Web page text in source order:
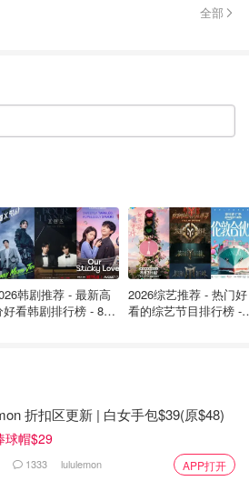
中旬，因此，如果您想在秋色来
尽早计划行程！乘坐缆车包含在
All Day Pass）中，儿童票为
购买。
夏季玩法推荐 - 门票价格、游乐项
、限时活动盘点
全部
韩剧推荐 - 最新高
好看韩剧排行榜 - 8月
2026综艺推荐 - 热门好
看的综艺节目排行榜 -
折扣区更新 | 白女手包$39(原$48)
球帽$29
1333 lululemon APP打开